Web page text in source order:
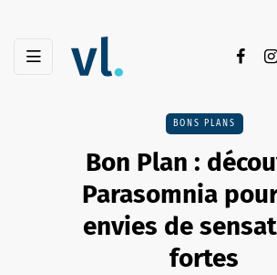
BONS PLANS
Bon Plan :
Parasomnia
envies de
fortes